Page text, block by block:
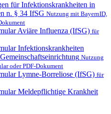
für Infektionskrankheiten in
n. § 34 IfSG Nutzung mit BayernID,
Aviäre Influenza (IfSG) für
Infektionskrankheiten
Nutzung
oder PDF-Dokument
Lymne-Borreliose (IfSG) für
Meldepflichtige Krankheit